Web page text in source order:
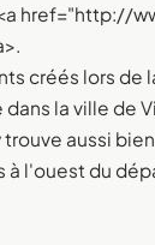
href="http://
créés lors de
la ville de
aussi
à l'ouest du